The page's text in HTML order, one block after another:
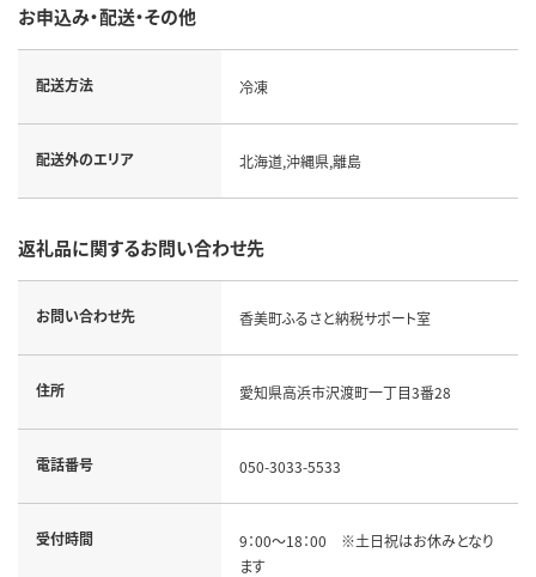
お申込み・配送・その他
配送方法 冷凍
配送外のエリア 北海道,沖縄県,離島
返礼品に関するお問い合わせ先
お問い合わせ先 香美町ふるさと納税サポート室
住所 愛知県高浜市沢渡町一丁目3番28
電話番号 050-3033-5533
受付時間
9：00～18：00 ※土日祝はお休みとなり
ます